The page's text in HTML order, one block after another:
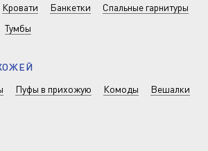
Кровати Банкетки
Спальные гарнитуры
Тумбы
Пуфы в прихожую Комоды
Вешалки